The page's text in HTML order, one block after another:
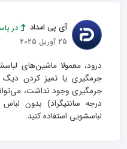
آی پی امداد
در
25 آوریل 2025
درود، معمولا
درجه سانتیگراد) بدون
لباسشویی استفاده کنید.